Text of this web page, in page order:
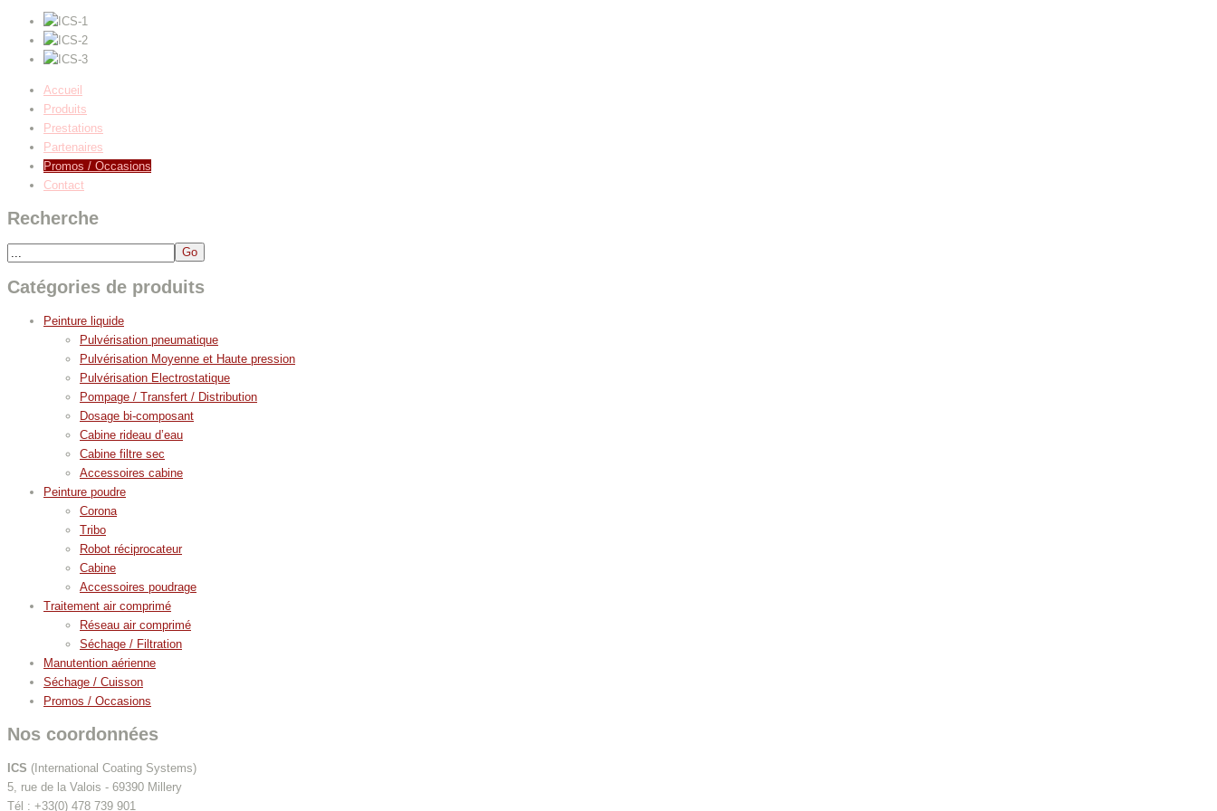
Accueil
Produits
Prestations
Partenaires
Promos / Occasions
Contact
Recherche
Catégories de produits
Peinture liquide
Pulvérisation pneumatique
Pulvérisation Moyenne et Haute pression
Pulvérisation Electrostatique
Pompage / Transfert / Distribution
Dosage bi-composant
Cabine rideau d’eau
Cabine filtre sec
Accessoires cabine
Peinture poudre
Corona
Tribo
Robot réciprocateur
Cabine
Accessoires poudrage
Traitement air comprimé
Réseau air comprimé
Séchage / Filtration
Manutention aérienne
Séchage / Cuisson
Promos / Occasions
Nos coordonnées
ICS (International Coating Systems)
5, rue de la Valois - 69390 Millery
Tél : +33(0) 478 739 901